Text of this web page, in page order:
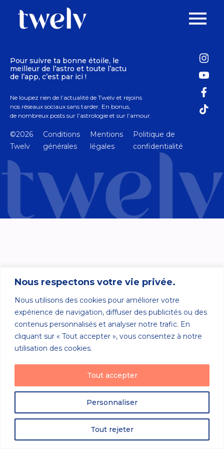
Nous respectons votre vie privée.
Nous utilisons des cookies pour améliorer votre
expérience de navigation, diffuser des publicités ou des
contenus personnalisés et analyser notre trafic. En
cliquant sur « Tout accepter », vous consentez à notre
utilisation des cookies.
Personnaliser
Tout rejeter
Tout accepter
Pour suivre ta bonne étoile, le
meilleur de l’astro et toute l’actu
de l’app, c’est par ici !
Ne loupez rien de l’actualité de Twelv et rejoins
nos réseaux sociaux sans tarder. En bonus,
de nombreux posts sur l’astrologie et sur l’amour.
©2026
Twelv
Conditions
générales
Mentions
légales
Politique de
confidentialité